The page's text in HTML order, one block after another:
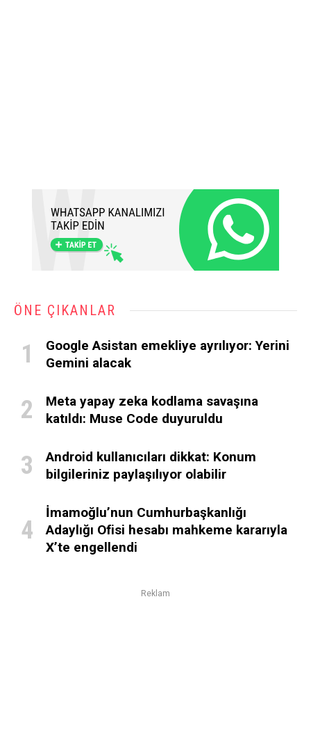
ÖNE ÇIKANLAR
Google Asistan emekliye ayrılıyor: Yerini
Gemini alacak
Meta yapay zeka kodlama savaşına
katıldı: Muse Code duyuruldu
Android kullanıcıları dikkat: Konum
bilgileriniz paylaşılıyor olabilir
İmamoğlu’nun Cumhurbaşkanlığı
Adaylığı Ofisi hesabı mahkeme kararıyla
X’te engellendi
Reklam